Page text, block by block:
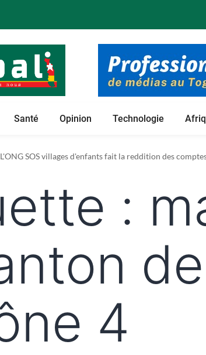
Santé Opinion Technologie
SOS villages d'enfants fait la reddition des
:
4